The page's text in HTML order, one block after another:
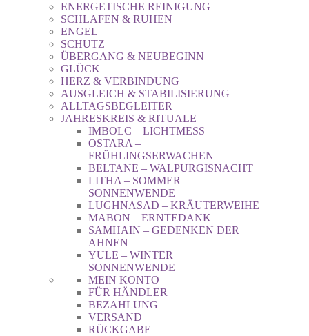
ENERGETISCHE REINIGUNG
SCHLAFEN & RUHEN
ENGEL
SCHUTZ
ÜBERGANG & NEUBEGINN
GLÜCK
HERZ & VERBINDUNG
AUSGLEICH & STABILISIERUNG
ALLTAGSBEGLEITER
JAHRESKREIS & RITUALE
IMBOLC – LICHTMESS
OSTARA –
FRÜHLINGSERWACHEN
BELTANE – WALPURGISNACHT
LITHA – SOMMER
SONNENWENDE
LUGHNASAD – KRÄUTERWEIHE
MABON – ERNTEDANK
SAMHAIN – GEDENKEN DER
AHNEN
YULE – WINTER
SONNENWENDE
MEIN KONTO
FÜR HÄNDLER
BEZAHLUNG
VERSAND
RÜCKGABE